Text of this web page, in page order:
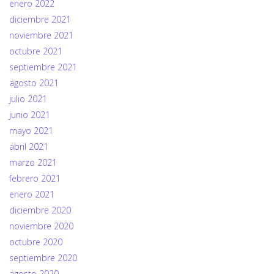
enero 2022
diciembre 2021
noviembre 2021
octubre 2021
septiembre 2021
agosto 2021
julio 2021
junio 2021
mayo 2021
abril 2021
marzo 2021
febrero 2021
enero 2021
diciembre 2020
noviembre 2020
octubre 2020
septiembre 2020